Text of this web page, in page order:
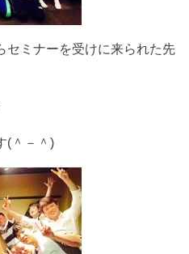
セミナーを受けに来られた先
(＾－＾)